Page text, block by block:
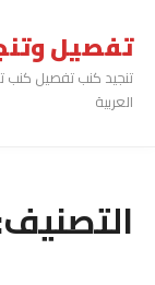
تفصيل
تنجيد كنب تفصيل كنب
العربية
التصنيف: